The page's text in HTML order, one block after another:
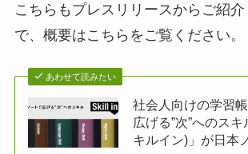
こちらもプレスリリースからご紹
で、概要はこちらをご覧ください。
あわせて読みたい
社会人向けの学習
広げる”次”へのス
キルイン)」が日本